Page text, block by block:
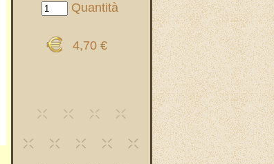
Quantità
4,70 €